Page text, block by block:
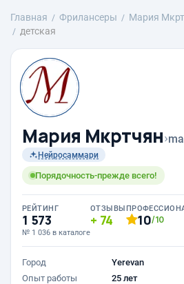
Главная Фрилансеры Mария
детская
Mария Мкртчян›
Нейросаммари
Порядочность-прежде всего!
РЕЙТИНГ
1 573
№ 1 036 в каталоге
ОТЗЫВЫ
74 10/10
Город
Yerevan
Опыт работы
25 лет